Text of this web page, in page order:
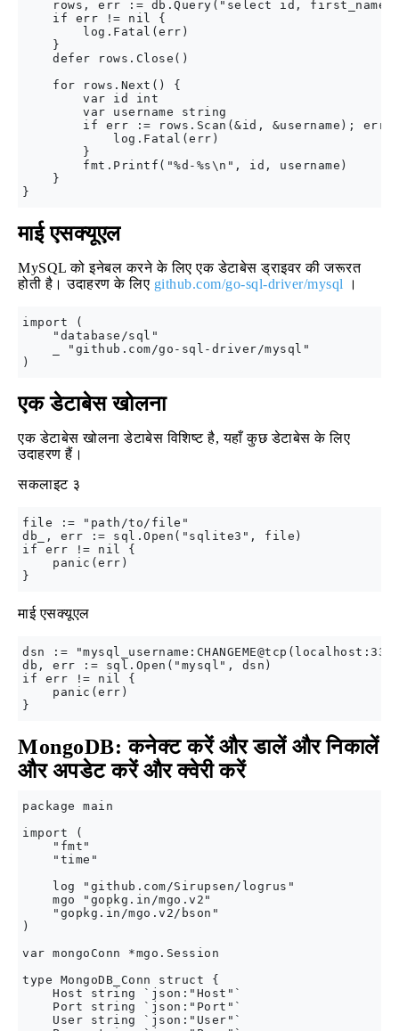
rows, err := db.Query("select id, first_name
    if err != nil {
        log.Fatal(err)
    }
    defer rows.Close()
    for rows.Next() {
        var id int
        var username string
if err := rows.Scan(&id, &username); err
            log.Fatal(err)
        }
        fmt.Printf("%d-%s\n", id, username)
    }
माई एसक्यूएल
MySQL को इनेबल करने के लिए एक डेटाबेस ड्राइवर की जरूरत
होती है। उदाहरण के लिए github.com/go-sql-driver/mysql ।
import (
    "database/sql"
    _ "github.com/go-sql-driver/mysql"
एक डेटाबेस खोलना
एक डेटाबेस खोलना डेटाबेस विशिष्ट है, यहाँ कुछ डेटाबेस के लिए
उदाहरण हैं।
सकलाइट ३
file := "path/to/file"
db_, err := sql.Open("sqlite3", file)
if err != nil {
    panic(err)
माई एसक्यूएल
dsn :=
db, err := sql.Open("mysql", dsn)
if err != nil {
    panic(err)
MongoDB: कनेक्ट करें और डालें और निकालें
और अपडेट करें और क्वेरी करें
package main
import (
    "fmt"
    "time"
    log "github.com/Sirupsen/logrus"
    mgo "gopkg.in/mgo.v2"
    "gopkg.in/mgo.v2/bson"
)
var mongoConn *mgo.Session
type MongoDB_Conn struct {
    Host string `json:"Host"`
    Port string `json:"Port"`
    User string `json:"User"`